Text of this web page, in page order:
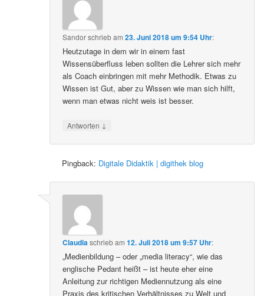
Sandorschriebam23. Juni 2018 um 9:54 Uhr:
Heutzutage in dem wir in einem fast
Wissensüberfluss leben sollten die Lehrer sich mehr
als Coach einbringen mit mehr Methodik. Etwas zu
Wissen ist Gut, aber zu Wissen wie man sich hilft,
wenn man etwas nicht weis ist besser.
Antworten ↓
Pingback: Digitale Didaktik | digithek blog
Claudiaschriebam12. Juli 2018 um 9:57 Uhr:
„Medienbildung – oder „media literacy“, wie das
englische Pedant heißt – ist heute eher eine
Anleitung zur richtigen Mediennutzung als eine
Praxis des kritischen Verhältnisses zu Welt und